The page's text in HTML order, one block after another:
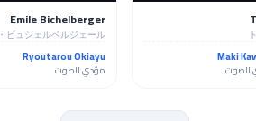
Maki
الصوت
Emile Bichelberger
Ryoutarou Okiayu
مؤدي الصوت